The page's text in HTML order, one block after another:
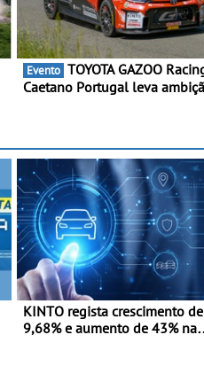
Evento
Caetano Portugal leva
KINTO regista crescimento de
9,68% e aumento de 43% na